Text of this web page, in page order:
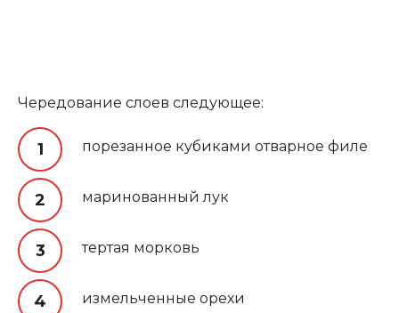
Чередование слоев следующее:
порезанное кубиками отварное филе
маринованный лук
тертая морковь
измельченные орехи